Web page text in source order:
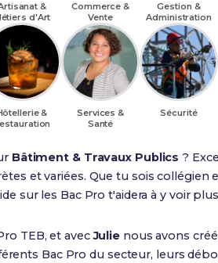
&
d'Art
Commerce &
Vente
Gestion &
Administration
&
Services &
Santé
Sécurité
Bâtiment & Travaux Publics ?
et variées. Que tu sois collégien
sur les Bac Pro t'aidera à y voir
TEB, et avecJulie nous avons
Bac Pro du secteur, leurs